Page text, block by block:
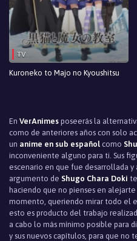
Episodio 22
Episodio 21
Episodio 20
Episodio 17
Episodio 16
Episodio 15
Episodio 14
Episodio 13
TV
Kuroneko to Majo no Kyoushitsu
En VerAnimes poseerás la
como de anteriores años con solo
un anime en sub español como
inconveniente alguno para ti. Sus
escenario en que fue desarrollada y
argumento de Shugo Chara Doki
haciendo que no pienses en
momento, queriendo mirar todo el
esto es producto del trabajo
a cabo lo más mínimo posible para
y sus nuevos capítulos, para que no